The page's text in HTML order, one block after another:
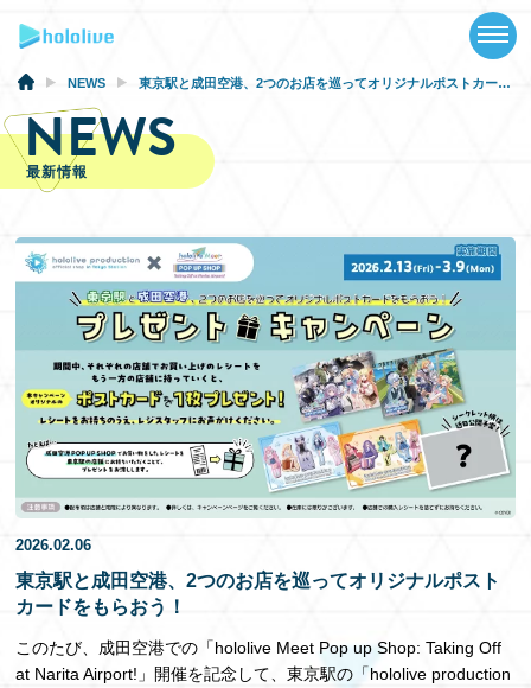
NEWS
SCHEDULE
EVENTS
VIDEOS
MUSIC
GOODS
SPECIAL
EN
NEWS 東京駅と成田空港、2つのお店を巡ってオリジナルポストカードをもらおう！
NEWS
最新情報
2026.02.06
東京駅と成田空港、2つのお店を巡ってオリジナルポスト
カードをもらおう！
このたび、成田空港での「hololive Meet Pop up Shop: Taking Off
at Narita Airport!」開催を記念して、東京駅の「hololive production